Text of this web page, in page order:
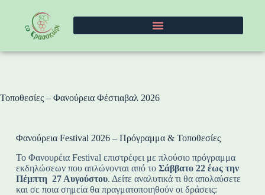
Τοποθεσίες – Φανούρεια Φέστιαβαλ 2026
Φανούρεια Festival 2026 – Πρόγραμμα & Τοποθεσίες
Το Φανουρέια Festival επιστρέφει με πλούσιο πρόγραμμα
εκδηλώσεων που απλώνονται από το Σάββατο 22 έως την
Πέμπτη 27 Αυγούστου. Δείτε αναλυτικά τι θα απολαύσετε
και σε ποια σημεία θα πραγματοποιηθούν οι δράσεις: